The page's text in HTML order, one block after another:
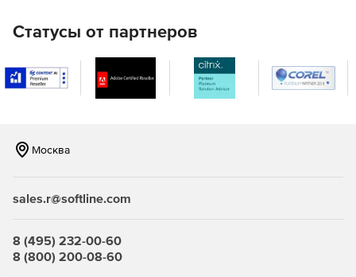
учет выплат посредникам (сумма);
работа со скидками.
Для автоматизации автосервисов, автомоек,
многопользовательский режим работы;
распределение прав доступа между пользователями;
заказ-наряды, предварительная запись на ремонт;
Статусы от партнеров
Москва
sales.r@softline.com
8 (495) 232-00-60
8 (800) 200-08-60